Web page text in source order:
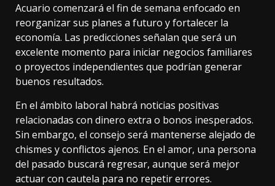
Acuario comenzará el fin de semana enfocado en
reorganizar sus planes a futuro y fortalecer la
economía. Las predicciones señalan que será un
excelente momento para iniciar negocios familiares
o proyectos independientes que podrían generar
buenos resultados.
En el ámbito laboral habrá noticias positivas
relacionadas con dinero extra o bonos inesperados.
Sin embargo, el consejo será mantenerse alejado de
chismes y conflictos ajenos. En el amor, una persona
del pasado buscará regresar, aunque será mejor
actuar con cautela para no repetir errores.